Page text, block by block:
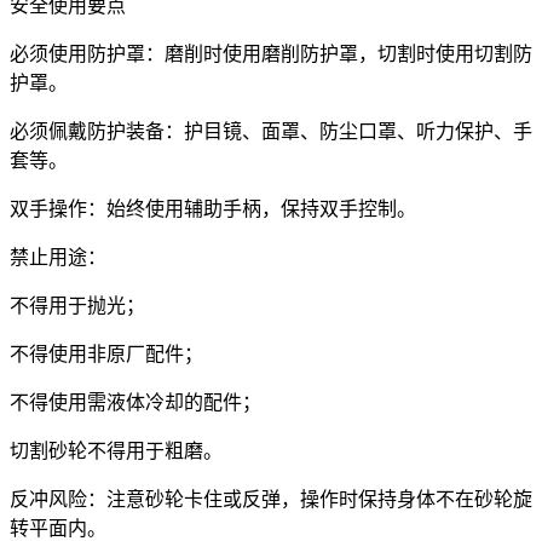
安全使用要点
必须使用防护罩：磨削时使用磨削防护罩，切割时使用切割防
护罩。
必须佩戴防护装备：护目镜、面罩、防尘口罩、听力保护、手
套等。
双手操作：始终使用辅助手柄，保持双手控制。
禁止用途：
不得用于抛光；
不得使用非原厂配件；
不得使用需液体冷却的配件；
切割砂轮不得用于粗磨。
反冲风险：注意砂轮卡住或反弹，操作时保持身体不在砂轮旋
转平面内。